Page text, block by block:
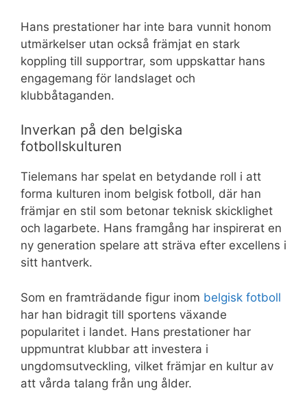
Hans prestationer har inte bara vunnit honom
utmärkelser utan också främjat en stark
koppling till supportrar, som uppskattar hans
engagemang för landslaget och
klubbåtaganden.
Inverkan på den belgiska
fotbollskulturen
Tielemans har spelat en betydande roll i att
forma kulturen inom belgisk fotboll, där han
främjar en stil som betonar teknisk skicklighet
och lagarbete. Hans framgång har inspirerat en
ny generation spelare att sträva efter excellens i
sitt hantverk.
Som en framträdande figur inom belgisk fotboll
har han bidragit till sportens växande
popularitet i landet. Hans prestationer har
uppmuntrat klubbar att investera i
ungdomsutveckling, vilket främjar en kultur av
att vårda talang från ung ålder.